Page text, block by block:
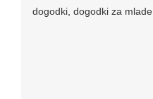
dogodki, dogodki za mlade